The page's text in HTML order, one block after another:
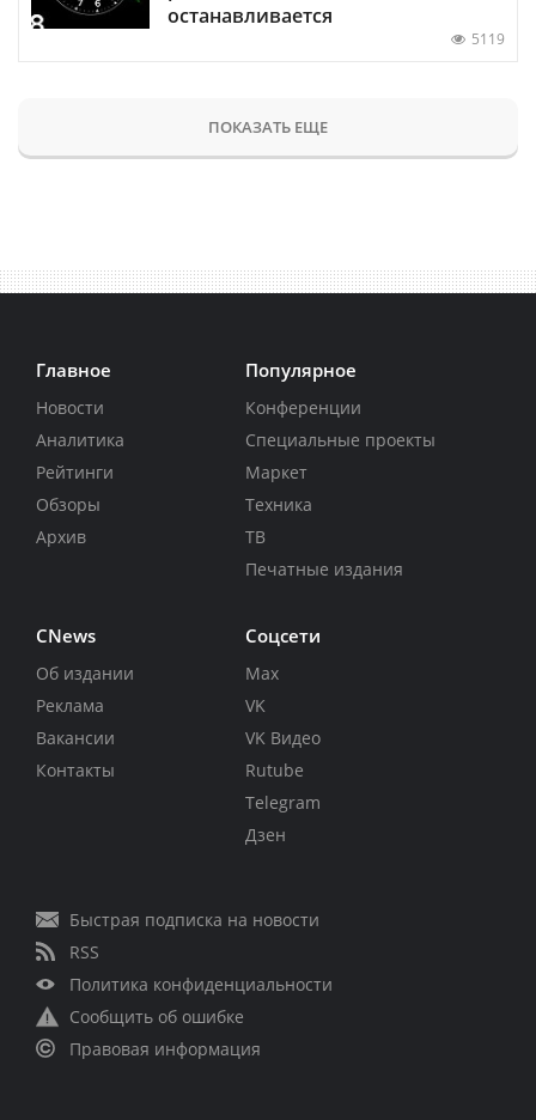
останавливается
5119
ПОКАЗАТЬ ЕЩЕ
Главное
Новости
Аналитика
Рейтинги
Обзоры
Архив
Популярное
Конференции
Специальные проекты
Маркет
Техника
ТВ
Печатные издания
CNews
Об издании
Реклама
Вакансии
Контакты
Соцсети
Max
VK
VK Видео
Rutube
Telegram
Дзен
Быстрая подписка на новости
RSS
Политика конфиденциальности
Сообщить об ошибке
Правовая информация